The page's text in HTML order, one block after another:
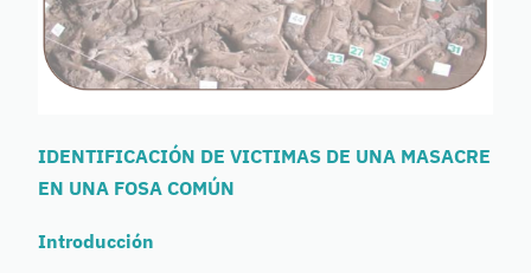
IDENTIFICACIÓN DE VICTIMAS DE UNA MASACRE
EN UNA FOSA COMÚN
Introducción